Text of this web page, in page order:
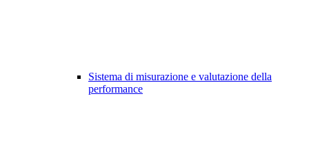
Sistema di misurazione e valutazione della
performance